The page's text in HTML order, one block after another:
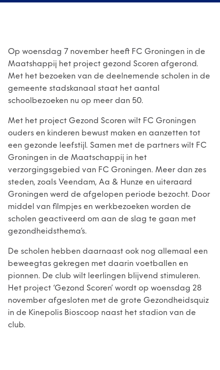
Op woensdag 7 november heeft FC Groningen in de
Maatshappij het project gezond Scoren afgerond.
Met het bezoeken van de deelnemende scholen in de
gemeente stadskanaal staat het aantal
schoolbezoeken nu op meer dan 50.
Met het project Gezond Scoren wilt FC Groningen
ouders en kinderen bewust maken en aanzetten tot
een gezonde leefstijl. Samen met de partners wilt FC
Groningen in de Maatschappij in het
verzorgingsgebied van FC Groningen. Meer dan zes
steden, zoals Veendam, Aa & Hunze en uiteraard
Groningen werd de afgelopen periode bezocht. Door
middel van filmpjes en werkbezoeken worden de
scholen geactiveerd om aan de slag te gaan met
gezondheidsthema’s.
De scholen hebben daarnaast ook nog allemaal een
beweegtas gekregen met daarin voetballen en
pionnen. De club wilt leerlingen blijvend stimuleren.
Het project ‘Gezond Scoren’ wordt op woensdag 28
november afgesloten met de grote Gezondheidsquiz
in de Kinepolis Bioscoop naast het stadion van de
club.